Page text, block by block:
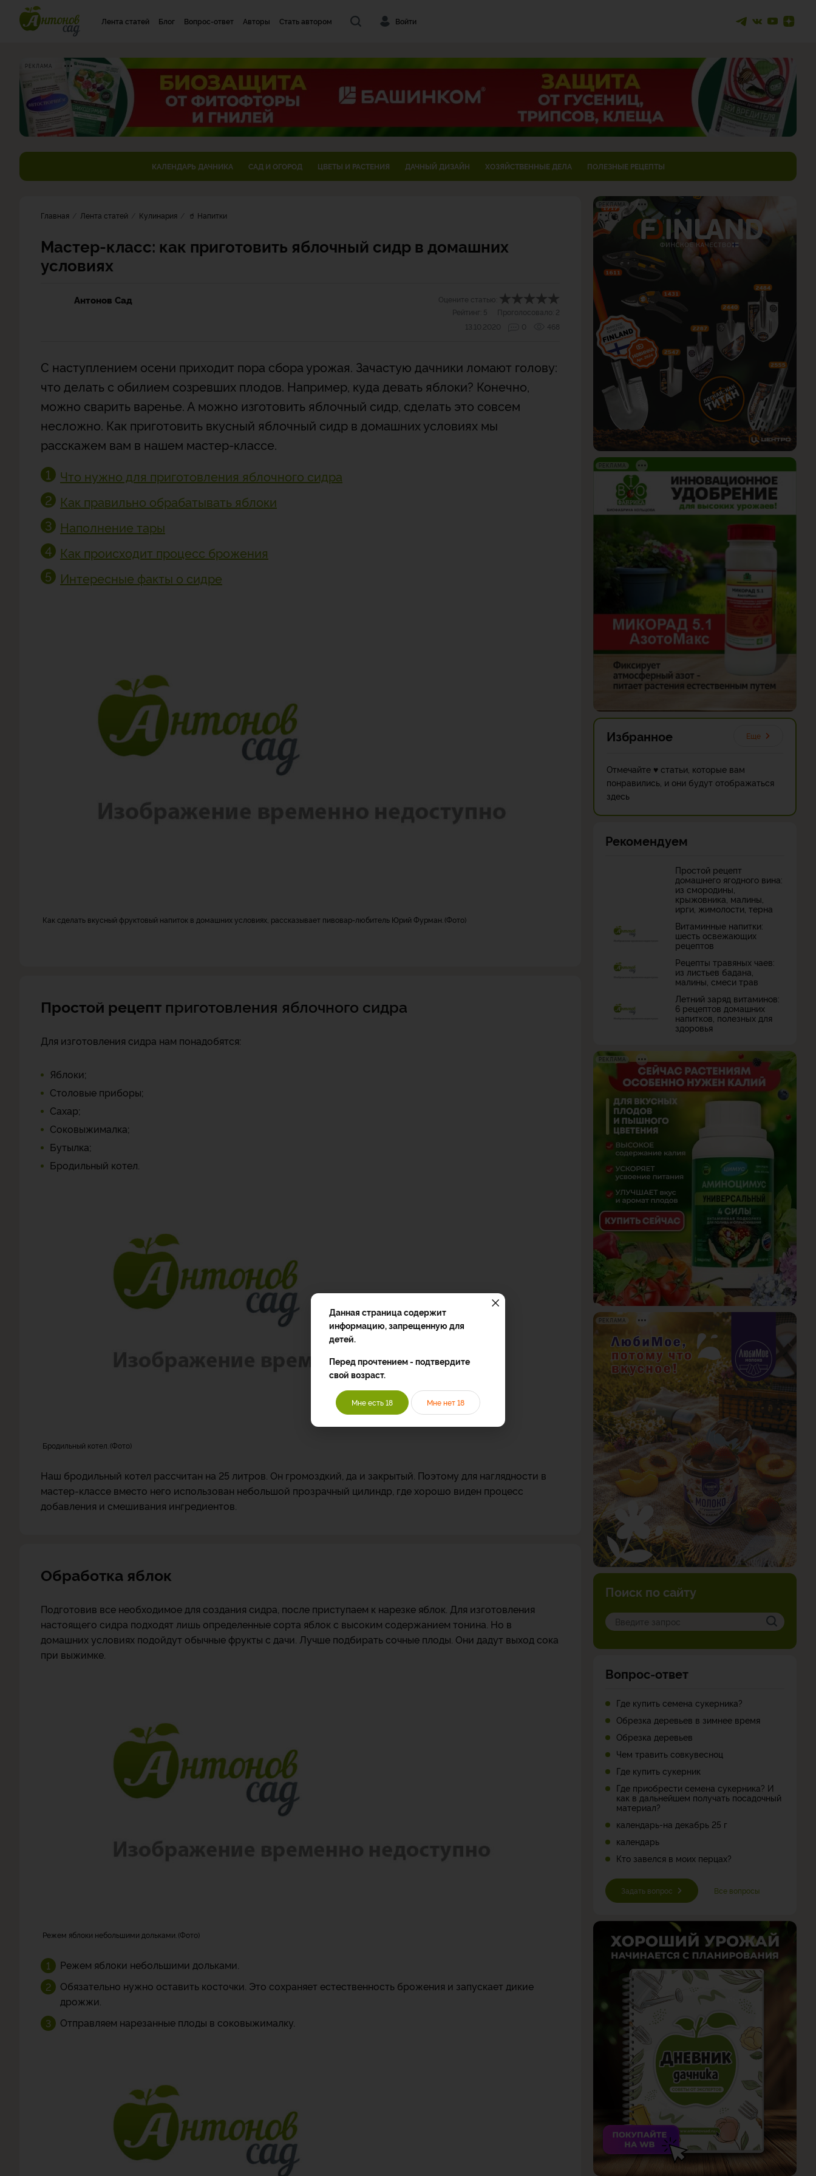
Лента статей Блог Вопрос-ответ Авторы Стать автором Войти
РЕКЛАМА
КАЛЕНДАРЬ ДАЧНИКА САД И ОГОРОД ЦВЕТЫ И РАСТЕНИЯ ДАЧНЫЙ ДИЗАЙН ХОЗЯЙСТВЕННЫЕ ДЕЛА ПОЛЕЗНЫЕ РЕЦЕПТЫ
Главная Лента статей Кулинария 🥤 Напитки
Мастер-класс: как приготовить яблочный сидр в домашних
условиях
Антонов Сад
Оцените статью:
Рейтинг: 5 Проголосовало: 2
13.10.2020
0 468
С наступлением осени приходит пора сбора урожая. Зачастую дачники ломают голову:
что делать с обилием созревших плодов. Например, куда девать яблоки? Конечно,
можно сварить варенье. А можно изготовить яблочный сидр, сделать это совсем
несложно. Как приготовить вкусный яблочный сидр в домашних условиях мы
расскажем вам в нашем мастер-классе.
Что нужно для приготовления яблочного сидра
Как правильно обрабатывать яблоки
Наполнение тары
Как происходит процесс брожения
Интересные факты о сидре
Как сделать вкусный фруктовый напиток в домашних условиях, рассказывает пивовар-любитель Юрий Фурман. Фото
Простой рецепт приготовления яблочного сидра
Для изготовления сидра нам понадобятся:
Яблоки;
Столовые приборы;
Сахар;
Соковыжималка;
Бутылка;
Бродильный котел.
Бродильный котел. Фото
Наш бродильный котел рассчитан на 25 литров. Он громоздкий, да и закрытый. Поэтому для наглядности в
мастер-классе вместо него использован небольшой прозрачный цилиндр, где хорошо виден процесс
добавления и смешивания ингредиентов.
Обработка яблок
Подготовив все необходимое для создания сидра, после приступаем к нарезке яблок. Для изготовления
настоящего сидра подходят лишь определенные сорта яблок с высоким содержанием тонина. Но в
домашних условиях подойдут обычные фрукты с дачи. Лучше подбирать сочные плоды. Они дадут выход сока
при выжимке.
Режем яблоки небольшими дольками. Фото
Режем яблоки небольшими дольками.
Обязательно нужно оставить косточки. Это сохраняет естественность брожения и запускает дикие
дрожжи.
Отправляем нарезанные плоды в соковыжималку.
РЕКЛАМА
РЕКЛАМА
Избранное Еще
Отмечайте ♥ статьи, которые вам
понравились, и они будут отображаться
здесь
Рекомендуем
Простой рецепт
домашнего ягодного вина:
из смородины,
крыжовника, малины,
ирги, жимолости, терна
Витаминные напитки:
шесть освежающих
рецептов
Рецепты травяных чаев:
из листьев бадана,
малины, смеси трав
Летний заряд витаминов:
6 рецептов домашних
напитков, полезных для
здоровья
РЕКЛАМА
РЕКЛАМА
Поиск по сайту
Вопрос-ответ
Где купить семена сукерника?
Обрезка деревьев в зимнее время
Обрезка деревьев
Чем травить совкувесноц
Где купить сукерник
Где приобрести семена сукерника? И
как в дальнейшем получать посадочный
материал?
календарь-на декабрь 25 г
календарь
Кто завелся в моих перцах?
Задать вопрос Все вопросы
Данная страница содержит
информацию, запрещенную для
детей.
Перед прочтением - подтвердите
свой возраст.
Мне есть 18 Мне нет 18